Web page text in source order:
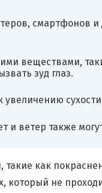
смартфонов и
веществами,
зуд глаз.
ветер также
как
который не